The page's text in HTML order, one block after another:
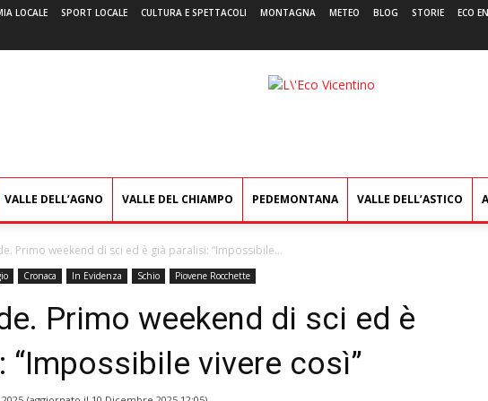
LOCALE SPORT LOCALE CULTURA E SPETTACOLI MONTAGNA METEO BLOG STORIE ECO
L'Eco
VALLE DELL’AGNO VALLE DEL CHIAMPO PEDEMONTANA VALLE DELL’ASTICO
Primo weekend di sci ed è già paralisi: “Impossibile...
Cronaca In Evidenza Schio Piovene Rocchette
Primo weekend di sci ed è
“Impossibile vivere così”